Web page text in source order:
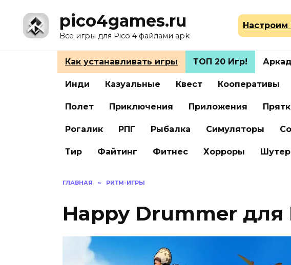
содержанию
pico4games.ru
Все игры для Pico 4 файлами apk
Как устанавливать игры ТОП 20 Игр!
Инди Казуальные Квест Кооперативы
Полет Приключения Приложения
Рогалик РПГ Рыбалка Симуляторы
Тир Файтинг Фитнес Хорроры
ГЛАВНАЯ » РИТМ-ИГРЫ
Happy Drummer для